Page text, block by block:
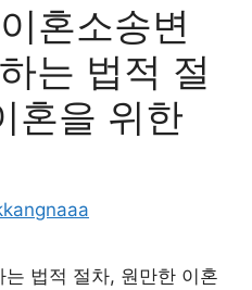
혼소송변
는 법적 절
혼을 위한
법적 절차, 원만한 이혼